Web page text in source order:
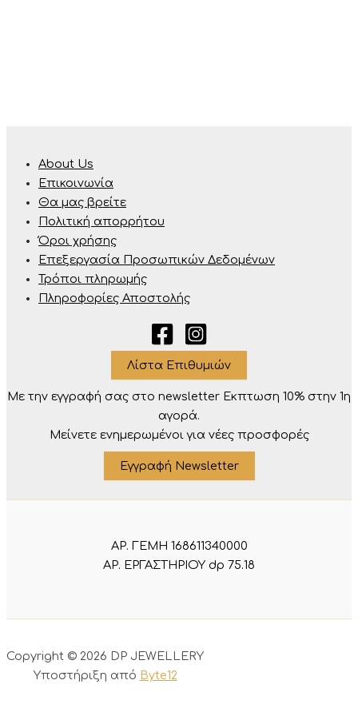
About Us
Επικοινωνία
Θα μας βρείτε
Πολιτική απορρήτου
Όροι χρήσης
Επεξεργασία Προσωπικών Δεδομένων
Τρόποι πληρωμής
Πληροφορίες Αποστολής
Λίστα Επιθυμιών
Με την εγγραφή σας στο newsletter Eκπτωση 10% στην 1η
αγορά.
Μείνετε ενημερωμένοι για νέες προσφορές
Εγγραφή Newsletter
ΑΡ. ΓΕΜΗ 168611340000
ΑΡ. ΕΡΓΑΣΤΗΡΙΟΥ dp 75.18
Copyright © 2026 DP JEWELLERY
Υποστήριξη από Byte12